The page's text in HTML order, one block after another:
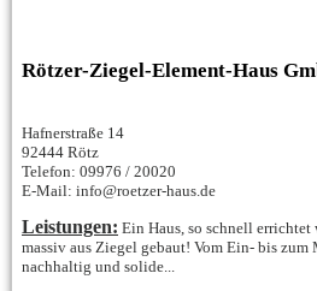
Rötzer-Ziegel-Element-Haus
Hafnerstraße 14
92444 Rötz
Telefon: 09976 / 20020
E-Mail: info@roetzer-haus.de
Leistungen: Ein Haus, so schnell
massiv aus Ziegel gebaut! Vom Ein- bis
nachhaltig und solide...